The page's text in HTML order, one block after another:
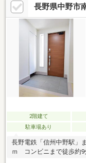
長野県中野市
2階建て
駐車場あり
長野電鉄「信州中野駅」
ｍ コンビニまで徒歩約9